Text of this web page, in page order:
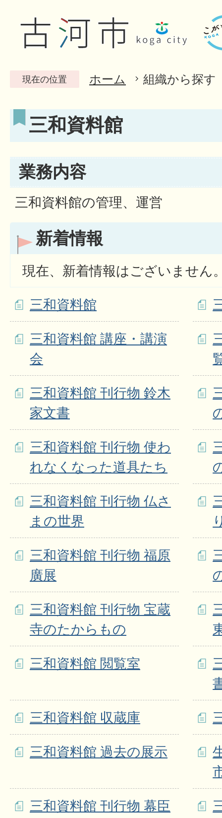
現在の位置 ホーム 組織から探す
三和資料館
業務内容
三和資料館の管理、運営
新着情報
現在、新着情報はございません
三和資料館
三和資料館 講座・講演
会
三和資料館 刊行物 鈴木
家文書
三和資料館 刊行物 使わ
れなくなった道具たち
三和資料館 刊行物 仏さ
まの世界
三和資料館 刊行物 福原
廣展
三和資料館 刊行物 宝蔵
寺のたからもの
三和資料館 閲覧室
三和資料館 収蔵庫
三和資料館 過去の展示
三和資料館 刊行物 幕臣